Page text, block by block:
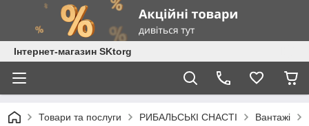
Інтернет-магазин SKtorg
Товари та послуги РИБАЛЬСЬКІ СНАСТІ Вантажі